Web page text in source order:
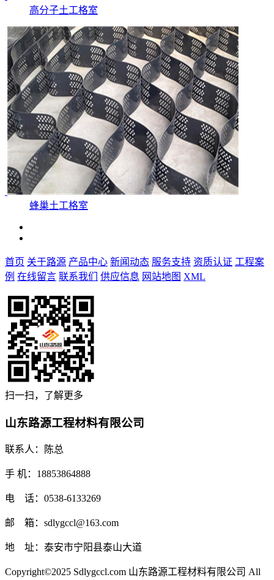
高分子土工格室
蜂巢土工格室
首页 关于路源 产品中心 新闻动态 服务支持 资质认证 工程案
例 在线留言 联系我们 供应信息 网站地图 XML
扫一扫，了解更多
山东路源工程材料有限公司
联系人：陈总
手 机：18853864888
电 话：0538-6133269
邮 箱：sdlygccl@163.com
地 址：泰安市宁阳县泰山大道
Copyright©2025 Sdlygccl.com 山东路源工程材料有限公司 All